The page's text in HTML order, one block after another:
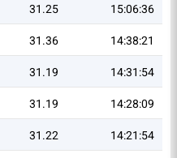
15:06:36
31.25
14:38:21
31.36
14:31:54
31.19
14:28:09
31.19
14:21:54
31.22